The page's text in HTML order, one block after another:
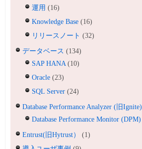
運用 (16)
Knowledge Base (16)
リリースノート (32)
データベース (134)
SAP HANA(10)
Oracle (23)
SQL Server (24)
Database Performance Analyzer (旧Ignite)
Database Performance Monitor (DPM)
Entrust(旧Hytrust）
(1)